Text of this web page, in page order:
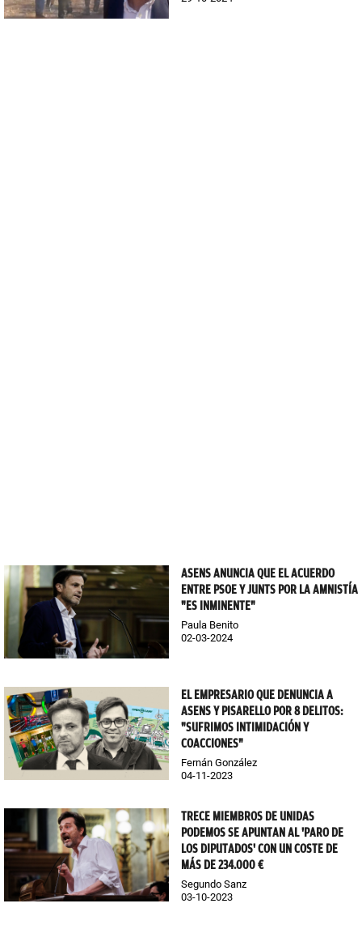
ASENS ANUNCIA QUE EL ACUERDO
ENTRE PSOE Y JUNTS POR LA AMNISTÍA
"ES INMINENTE"
Paula Benito
02-03-2024
EL EMPRESARIO QUE DENUNCIA A
ASENS Y PISARELLO POR 8 DELITOS:
"SUFRIMOS INTIMIDACIÓN Y
COACCIONES"
Fernán González
04-11-2023
TRECE MIEMBROS DE UNIDAS
PODEMOS SE APUNTAN AL 'PARO DE
LOS DIPUTADOS' CON UN COSTE DE
MÁS DE 234.000 €
Segundo Sanz
03-10-2023